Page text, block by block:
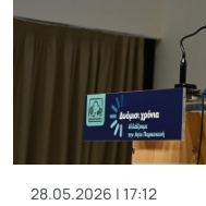
28.05.2026 | 17:12